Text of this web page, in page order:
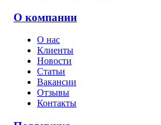
О компании
О нас
Клиенты
Новости
Статьи
Вакансии
Отзывы
Контакты